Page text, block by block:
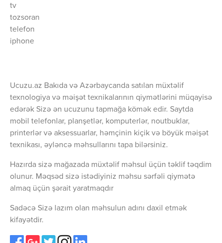
tv
tozsoran
telefon
iphone
Ucuzu.az Bakıda və Azərbaycanda satılan müxtəlif
texnologiya və məişət texnikalarının qiymətlərini müqayisə
edərək Sizə ən ucuzunu tapmağa kömək edir. Saytda
mobil telefonlar, planşetlər, komputerlər, noutbuklar,
printerlər və aksessuarlar, həmçinin kiçik və böyük məişət
texnikası, əyləncə məhsullarını tapa bilərsiniz.
Hazırda sizə mağazada müxtəlif məhsul üçün təklif təqdim
olunur. Məqsəd sizə istədiyiniz məhsu sərfəli qiymətə
almaq üçün şərait yaratmaqdır
Sadəcə Sizə lazım olan məhsulun adını daxil etmək
kifayətdir.